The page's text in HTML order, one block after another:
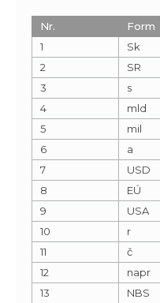
Nr. Form
1
Sk
2
SR
3
s
4
mld
5
mil
6
a
7
USD
8
EÚ
9
USA
10
r
11
č
12
napr
13
NBS